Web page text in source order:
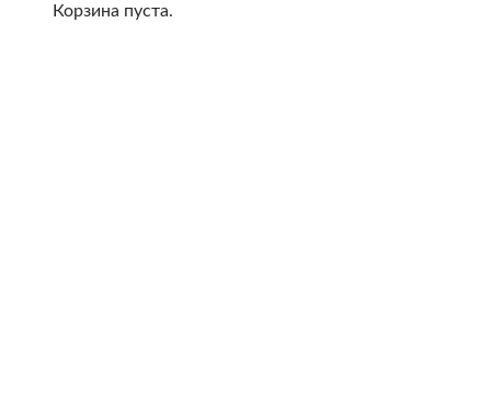
Корзина пуста.